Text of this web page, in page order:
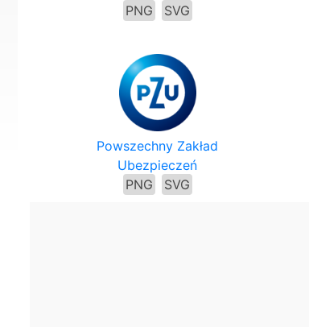
PNG
SVG
Powszechny Zakład
Ubezpieczeń
PNG
SVG